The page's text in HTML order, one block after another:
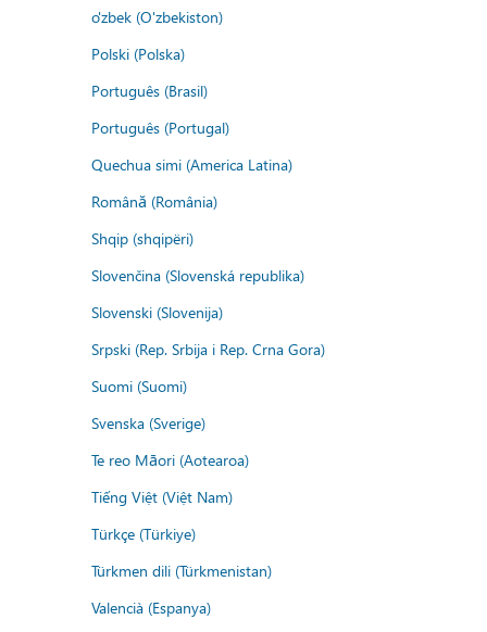
o'zbek (O'zbekiston)
Polski (Polska)
Português (Brasil)
Português (Portugal)
Quechua simi (America Latina)
Română (România)
Shqip (shqipëri)
Slovenčina (Slovenská republika)
Slovenski (Slovenija)
Srpski (Rep. Srbija i Rep. Crna Gora)
Suomi (Suomi)
Svenska (Sverige)
Te reo Māori (Aotearoa)
Tiếng Việt (Việt Nam)
Türkçe (Türkiye)
Türkmen dili (Türkmenistan)
Valencià (Espanya)